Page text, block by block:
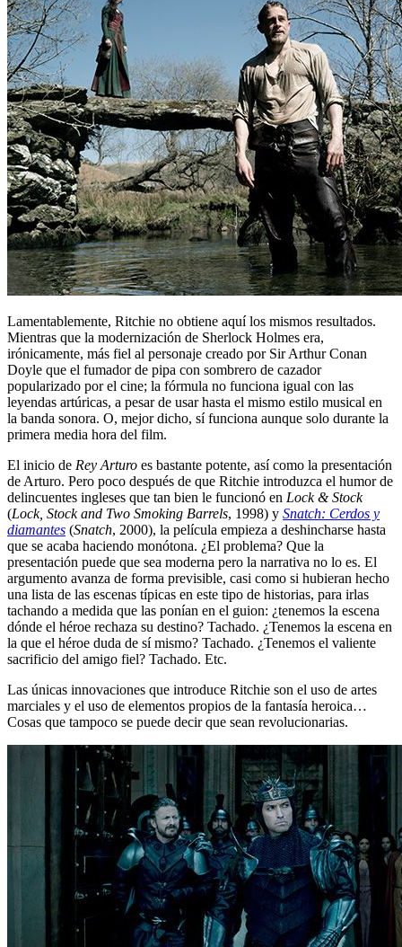
Lamentablemente, Ritchie no obtiene aquí los mismos resultados.
Mientras que la modernización de Sherlock Holmes era,
irónicamente, más fiel al personaje creado por Sir Arthur Conan
Doyle que el fumador de pipa con sombrero de cazador
popularizado por el cine; la fórmula no funciona igual con las
leyendas artúricas, a pesar de usar hasta el mismo estilo musical en
la banda sonora. O, mejor dicho, sí funciona aunque solo durante la
primera media hora del film.
El inicio de Rey Arturo es bastante potente, así como la presentación
de Arturo. Pero poco después de que Ritchie introduzca el humor de
delincuentes ingleses que tan bien le funcionó en Lock & Stock
(Lock, Stock and Two Smoking Barrels, 1998) y Snatch: Cerdos y
diamantes (Snatch, 2000), la película empieza a deshincharse hasta
que se acaba haciendo monótona. ¿El problema? Que la
presentación puede que sea moderna pero la narrativa no lo es. El
argumento avanza de forma previsible, casi como si hubieran hecho
una lista de las escenas típicas en este tipo de historias, para irlas
tachando a medida que las ponían en el guion: ¿tenemos la escena
dónde el héroe rechaza su destino? Tachado. ¿Tenemos la escena en
la que el héroe duda de sí mismo? Tachado. ¿Tenemos el valiente
sacrificio del amigo fiel? Tachado. Etc.
Las únicas innovaciones que introduce Ritchie son el uso de artes
marciales y el uso de elementos propios de la fantasía heroica…
Cosas que tampoco se puede decir que sean revolucionarias.